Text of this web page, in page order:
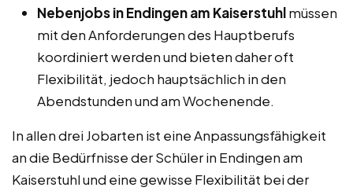
Nebenjobs in Endingen am Kaiserstuhlmüssen
mit den Anforderungen des Hauptberufs
koordiniert werden und bieten daher oft
Flexibilität, jedoch hauptsächlich in den
Abendstunden und am Wochenende.
In allen drei Jobarten ist eine Anpassungsfähigkeit
an die Bedürfnisse der Schüler in Endingen am
Kaiserstuhl und eine gewisse Flexibilität bei der